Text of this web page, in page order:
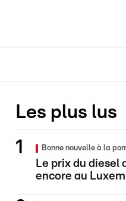
Les plus lus
Bonne nouvelle à la
Le prix du diesel
encore au